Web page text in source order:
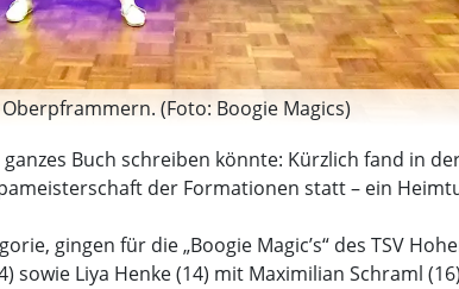
(Foto: Boogie Magics)
Buch schreiben könnte: Kürzlich fand in
der Formationen statt – ein
gingen für die „Boogie Magic’s“ des TSV
Liya Henke (14) mit Maximilian Schraml